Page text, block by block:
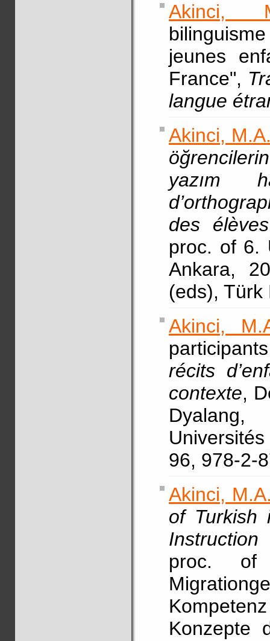
Akinci,
jeunes
France",
langue
Akinci,
yazım
des
proc. of 6.
Ankara,
(eds), Türk
Akinci,
récits
contexte,
96, 978-2-
Akinci,
of Turkish
proc. of
Konzepte